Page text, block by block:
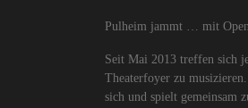
Pulheim jammt … mit
Seit Mai 2013 treffen sich
Theaterfoyer zu
sich und spielt gemeinsam